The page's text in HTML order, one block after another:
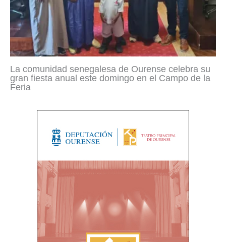
La comunidad senegalesa de Ourense celebra su
gran fiesta anual este domingo en el Campo de la
Feria